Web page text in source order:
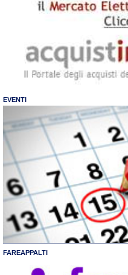
EVENTI
FAREAPPALTI